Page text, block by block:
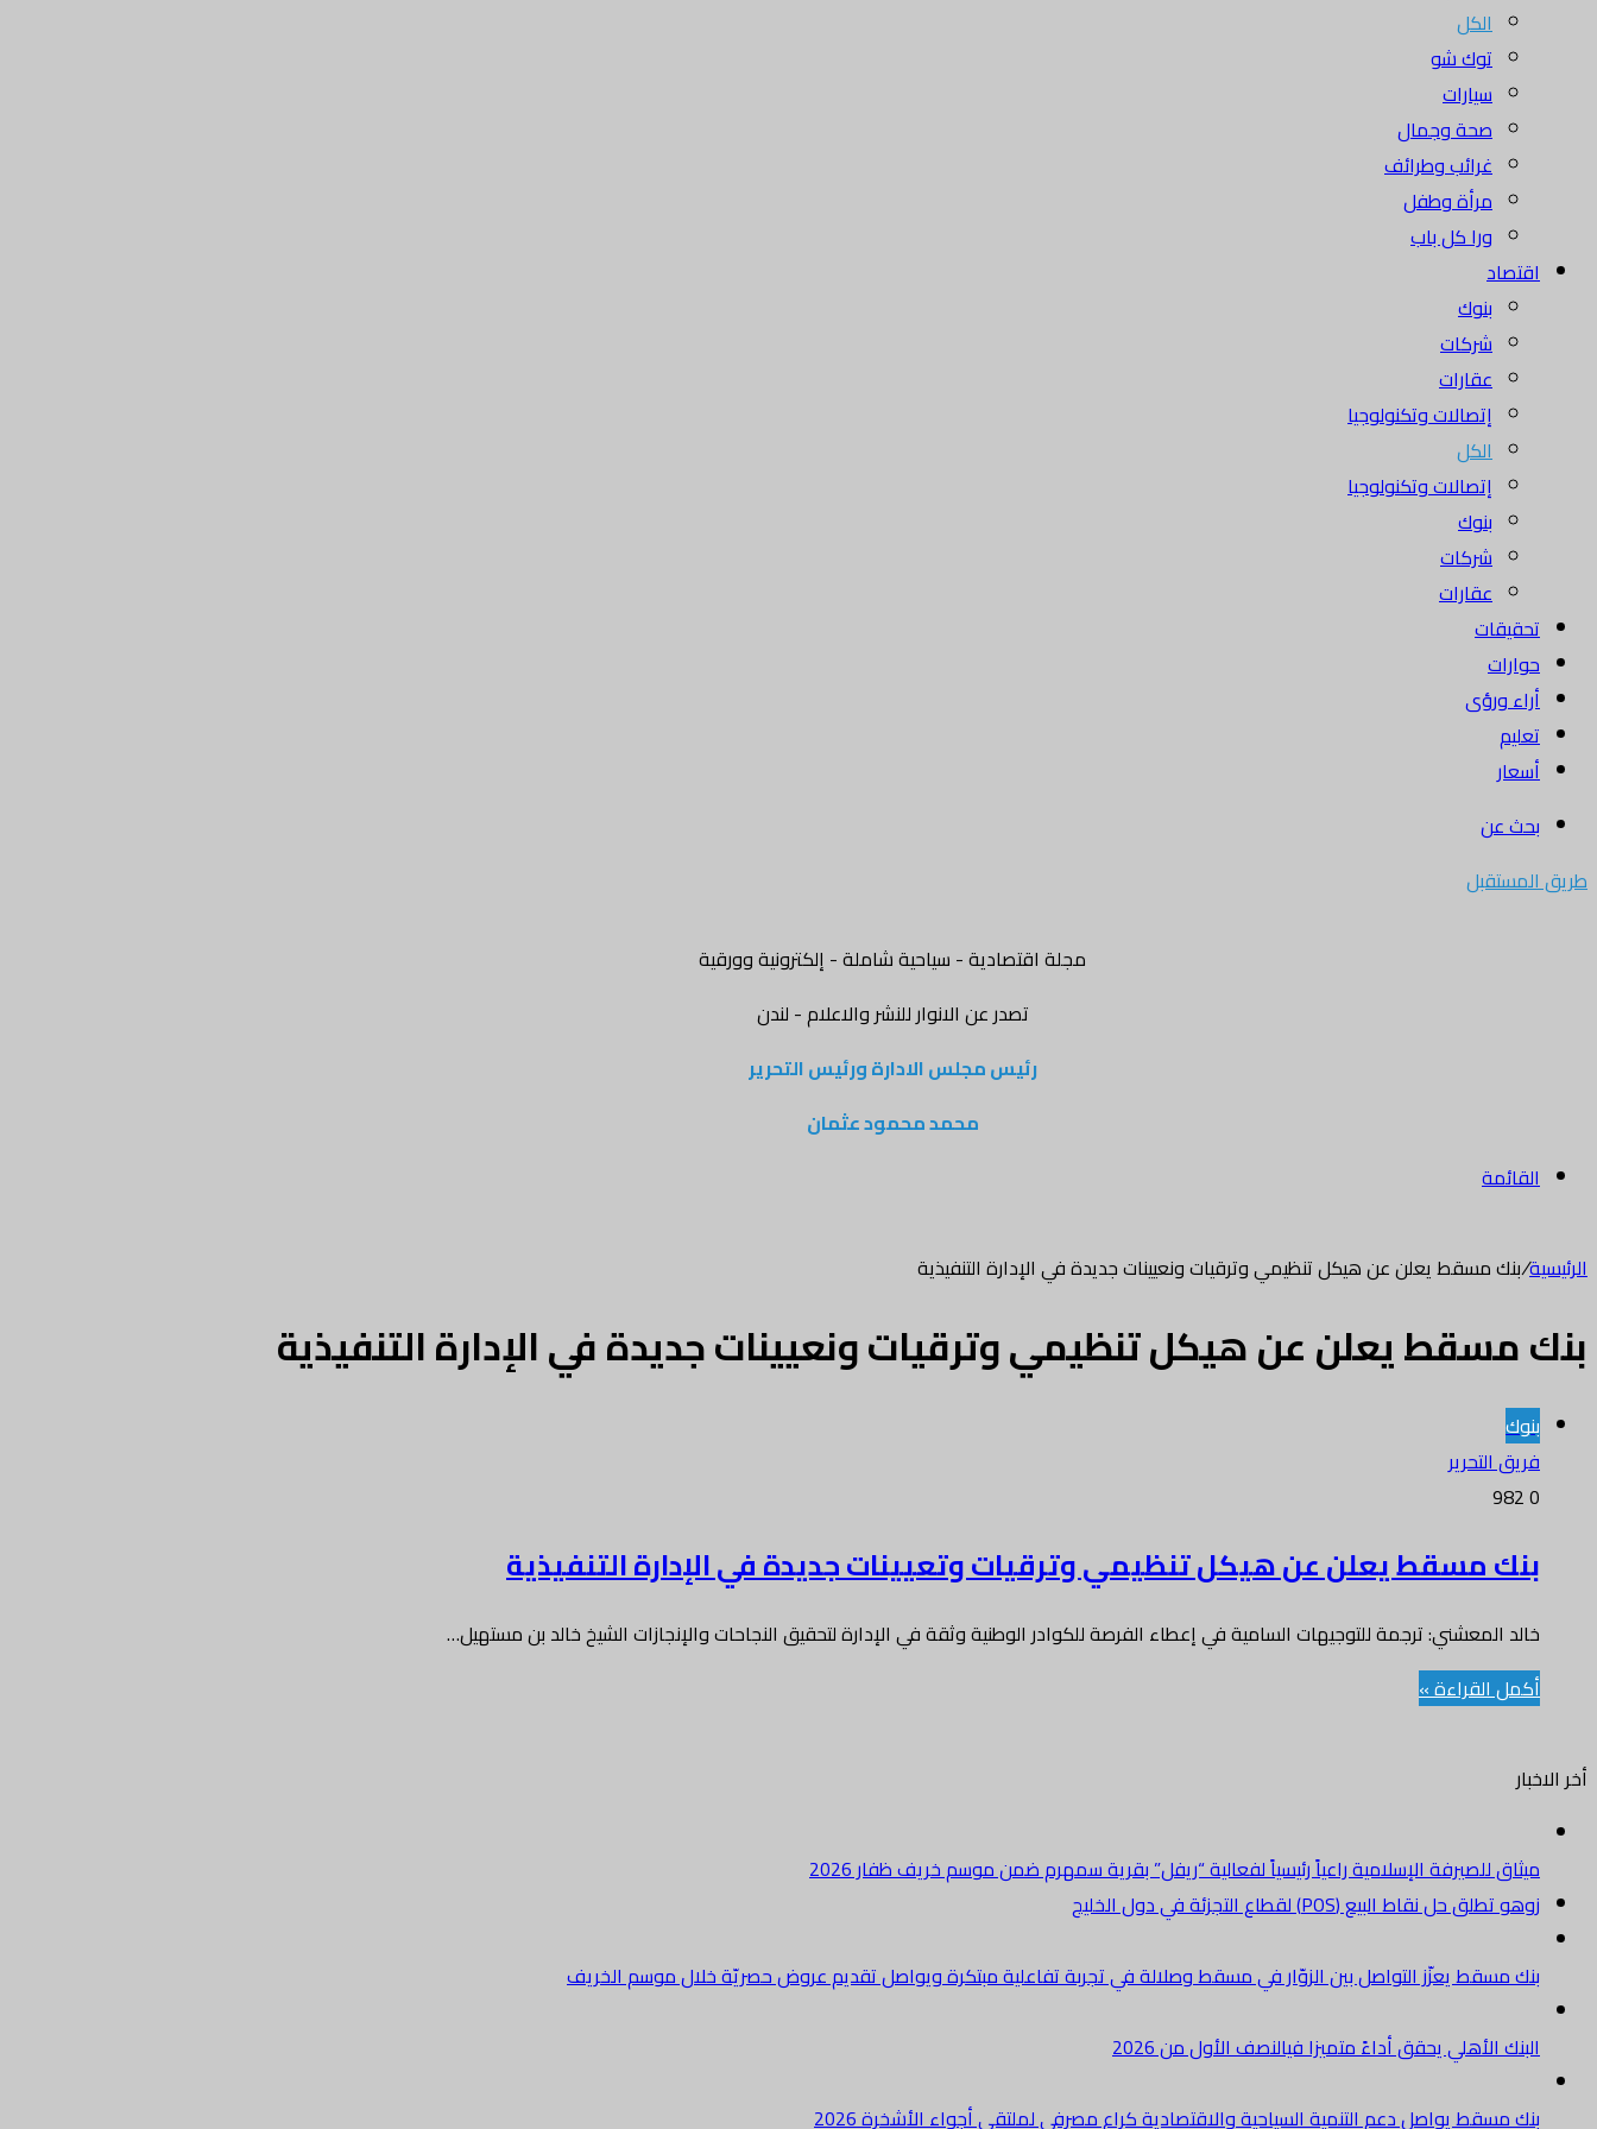
الكل
توك شو
سيارات
صحة وجمال
غرائب وطرائف
مرأة وطفل
ورا كل باب
اقتصاد
بنوك
شركات
عقارات
إتصالات وتكنولوجيا
الكل
إتصالات وتكنولوجيا
بنوك
شركات
عقارات
تحقيقات
حوارات
أراء ورؤى
تعليم
أسعار
بحث عن
طريق المستقبل
مجلة اقتصادية - سياحية شاملة - إلكترونية وورقية
تصدر عن الانوار للنشر والاعلام - لندن
رئيس مجلس الادارة ورئيس التحرير
محمد محمود عثمان
القائمة
الرئيسية/بنك مسقط يعلن عن هيكل تنظيمي وترقيات ونعيينات جديدة في الإدارة التنفيذية
بنك مسقط يعلن عن هيكل تنظيمي وترقيات ونعيينات جديدة في الإدارة التنفيذية
بنوك
فريق التحرير
0
بنك مسقط يعلن عن هيكل تنظيمي وترقيات وتعيينات جديدة في الإدارة التنفيذية
خالد المعشني: ترجمة للتوجيهات السامية في إعطاء الفرصة للكوادر الوطنية وثقة في الإدارة لتحقيق النجاحات والإنجازات الشيخ خالد بن مستهيل…
أكمل القراءة »
أخر الاخبار
ميثاق للصيرفة الإسلامية راعياً رئيسياً لفعالية “ريفل” بقرية سمهرم ضمن موسم خريف ظفار 2026
زوهو تطلق حل نقاط البيع (POS) لقطاع التجزئة في دول الخليج
بنك مسقط يعزّز التواصل بين الزوّار في مسقط وصلالة في تجربة تفاعلية مبتكرة ويواصل تقديم عروض حصريّة خلال موسم الخريف
البنك الأهلي يحقق أداءً متميزا فيالنصف الأول من 2026
بنك مسقط يواصل دعم التنمية السياحية والاقتصادية كراعٍ مصرفي لملتقى أجواء الأشخرة 2026